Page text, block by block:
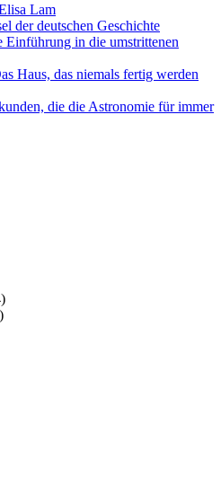
Lam
der deutschen Geschichte
Einführung in die umstrittenen
Haus, das niemals fertig werden
die die Astronomie für immer